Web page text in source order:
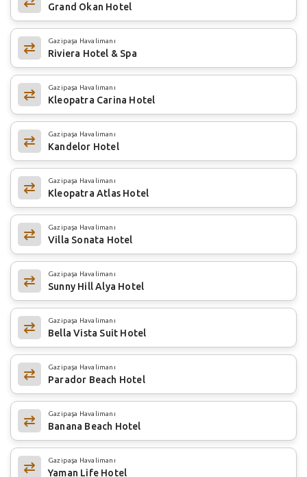
Grand Okan Hotel
Gazipaşa Havalimanı
Riviera Hotel & Spa
Gazipaşa Havalimanı
Kleopatra Carina Hotel
Gazipaşa Havalimanı
Kandelor Hotel
Gazipaşa Havalimanı
Kleopatra Atlas Hotel
Gazipaşa Havalimanı
Villa Sonata Hotel
Gazipaşa Havalimanı
Sunny Hill Alya Hotel
Gazipaşa Havalimanı
Bella Vista Suit Hotel
Gazipaşa Havalimanı
Parador Beach Hotel
Gazipaşa Havalimanı
Banana Beach Hotel
Gazipaşa Havalimanı
Yaman Life Hotel